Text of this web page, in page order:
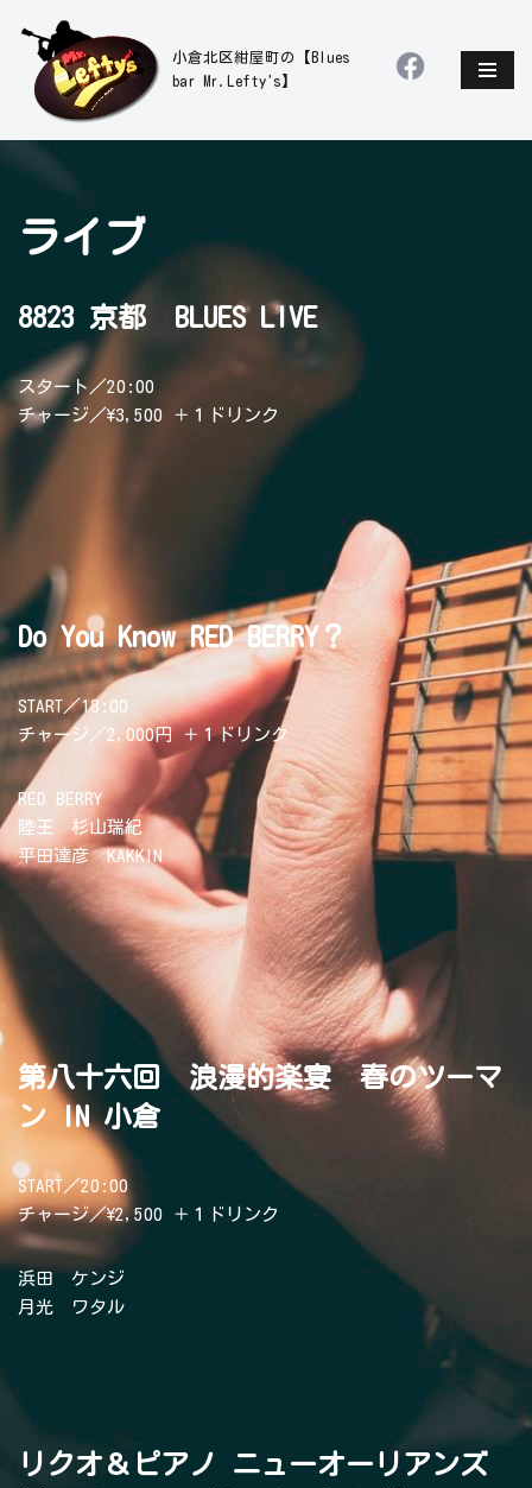
ン
ス
プ
小倉北区紺屋町の【Blues
bar Mr.Lefty's】
ライブ
8823 京都 BLUES LIVE
スタート／20:00
チャージ／\3,500 ＋１ドリンク
Do You Know RED BERRY？
START／18:00
チャージ／2,000円 ＋１ドリンク
RED BERRY
陸王 杉山瑞紀
平田達彦 KAKKIN
第八十六回 浪漫的楽宴 春のツーマ
ン IN 小倉
START／20:00
チャージ／\2,500 ＋１ドリンク
浜田 ケンジ
月光 ワタル
リクオ＆ピアノ ニューオーリアンズ